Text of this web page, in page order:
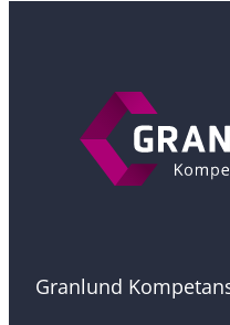
Granlund